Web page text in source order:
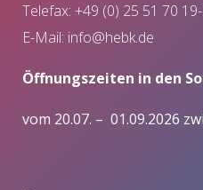
Telefax: +49 (0) 25 51 70
E-Mail: info@hebk.de
Öffnungszeiten in den
vom 20.07. – 01.09.2026